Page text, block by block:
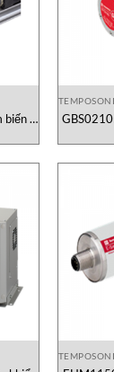
biến vị